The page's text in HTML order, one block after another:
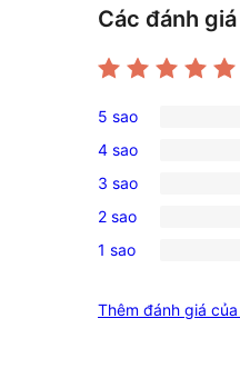
Các đánh giá
1
5-
star
review
5 sao
0
4-
star
reviews
4 sao
0
3-
star
3 sao
0
2-
reviews
2 sao
0
star
1 sao
Thêm đánh giá